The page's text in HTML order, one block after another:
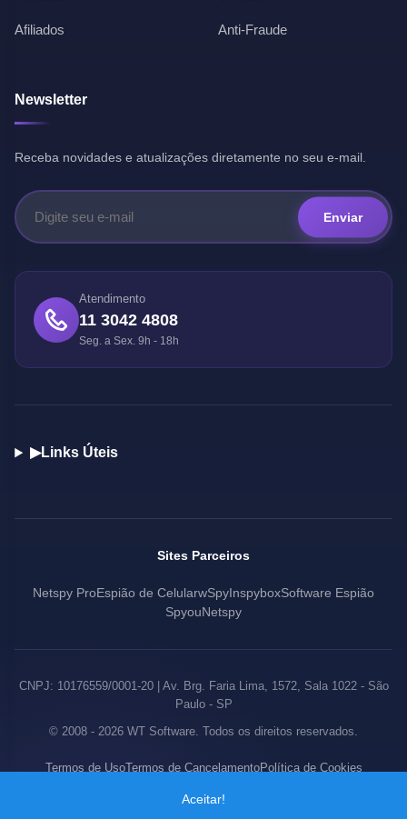
Aceitar!
Afiliados Anti-Fraude
Newsletter
Receba novidades e atualizações diretamente no seu e-mail.
Enviar
Atendimento
11 3042 4808
Seg. a Sex. 9h - 18h
▶Links Úteis
Sites Parceiros
Netspy ProEspião de CelularwSpyInspyboxSoftware Espião
SpyouNetspy
CNPJ: 10176559/0001-20 | Av. Brg. Faria Lima, 1572, Sala 1022 - São
Paulo - SP
© 2008 - 2026 WT Software. Todos os direitos reservados.
Termos de UsoTermos de CancelamentoPolítica de Cookies